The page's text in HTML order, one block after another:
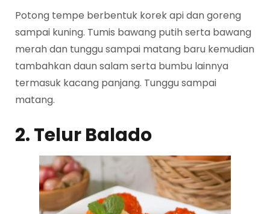
Potong tempe berbentuk korek api dan goreng
sampai kuning. Tumis bawang putih serta bawang
merah dan tunggu sampai matang baru kemudian
tambahkan daun salam serta bumbu lainnya
termasuk kacang panjang. Tunggu sampai
matang.
2. Telur Balado